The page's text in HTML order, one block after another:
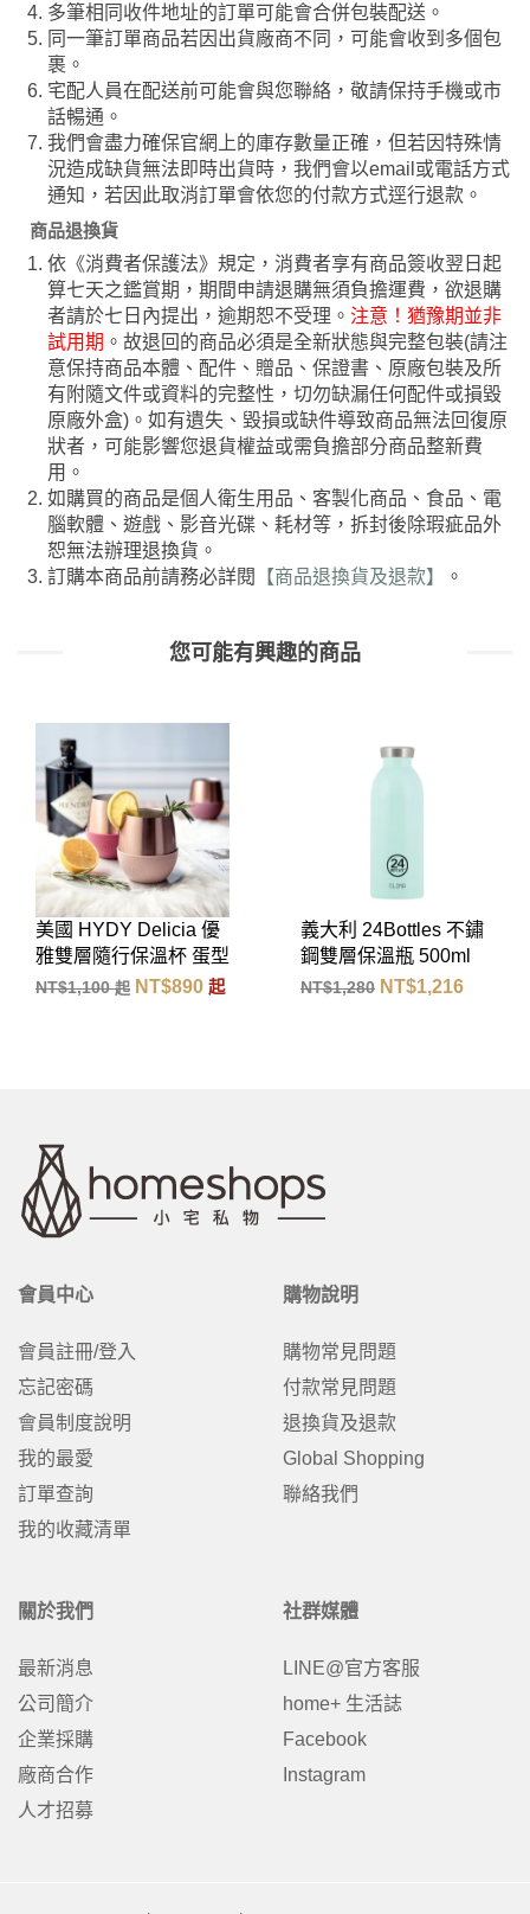
多筆相同收件地址的訂單可能會合併包裝配送。
同一筆訂單商品若因出貨廠商不同，可能會收到多個包
裹。
宅配人員在配送前可能會與您聯絡，敬請保持手機或市
話暢通。
我們會盡力確保官網上的庫存數量正確，但若因特殊情
況造成缺貨無法即時出貨時，我們會以email或電話方式
通知，若因此取消訂單會依您的付款方式逕行退款。
商品退換貨
依《消費者保護法》規定，消費者享有商品簽收翌日起
算七天之鑑賞期，期間申請退購無須負擔運費，欲退購
者請於七日內提出，逾期恕不受理。 注意！猶豫期並非
試用期 。故退回的商品必須是全新狀態與完整包裝(請注
意保持商品本體、配件、贈品、保證書、原廠包裝及所
有附隨文件或資料的完整性，切勿缺漏任何配件或損毀
原廠外盒)。如有遺失、毀損或缺件導致商品無法回復原
狀者，可能影響您退貨權益或需負擔部分商品整新費
用。
如購買的商品是個人衛生用品、客製化商品、食品、電
腦軟體、遊戲、影音光碟、耗材等，拆封後除瑕疵品外
恕無法辦理退換貨。
訂購本商品前請務必詳閱
【商品退換貨及退款】 。
您可能有興趣的商品
義大利 24Bottles 不鏽
鋼雙層保溫瓶 500ml
(天空藍)
NT$1,280 NT$1,216
義大利 24Bottles 不鏽
鋼雙層保溫瓶 500ml
(酒釀紅)
NT$1,280 NT$1,216
會員中心
會員註冊/登入
忘記密碼
會員制度說明
我的最愛
訂單查詢
我的收藏清單
購物說明
購物常見問題
付款常見問題
退換貨及退款
Global Shopping
聯絡我們
關於我們
最新消息
公司簡介
企業採購
廠商合作
人才招募
社群媒體
LINE@官方客服
home+ 生活誌
Facebook
Instagram